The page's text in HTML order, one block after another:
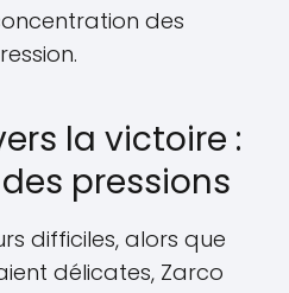
des
la victoire :
pressions
difficiles, alors que
délicates, Zarco